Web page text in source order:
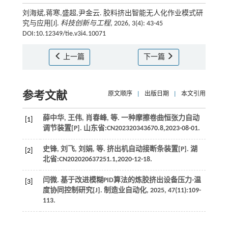
刘海斌,蒋寒,盛超,尹金云. 胶料挤出智能无人化作业模式研
究与应用[J]. 科技创新与工程, 2026, 3(4): 43-45
DOI:10.12349/tie.v3i4.10071
上一篇 下一篇
参考文献 原文顺序 出版日期 本文引用
[1] 薛中华, 王伟, 肖春峰, 等. 一种摩擦卷曲恒张力自动
调节装置[P]. 山东省:CN202320343670.8,2023-08-01.
[2] 史锋, 刘飞, 刘娟, 等. 挤出机自动接断条装置[P]. 湖
北省:CN202020637251.1,2020-12-18.
[3]
闫微. 基于改进模糊PID算法的炼胶挤出设备压力-温
度协同控制研究[J]. 制造业自动化, 2025, 47(11):109-
113.